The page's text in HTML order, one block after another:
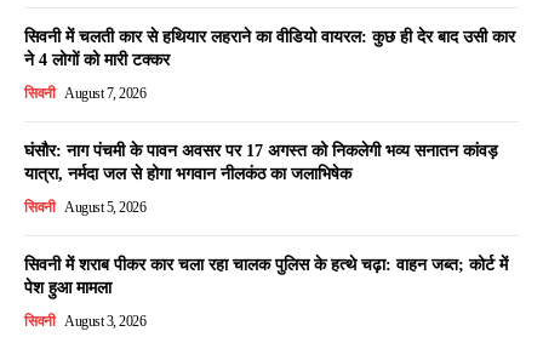
सिवनी में चलती कार से हथियार लहराने का वीडियो वायरल: कुछ ही देर बाद उसी कार
ने 4 लोगों को मारी टक्कर
सिवनी August 7, 2026
घंसौर: नाग पंचमी के पावन अवसर पर 17 अगस्त को निकलेगी भव्य सनातन कांवड़
यात्रा, नर्मदा जल से होगा भगवान नीलकंठ का जलाभिषेक
सिवनी August 5, 2026
सिवनी में शराब पीकर कार चला रहा चालक पुलिस के हत्थे चढ़ा: वाहन जब्त; कोर्ट में
पेश हुआ मामला
सिवनी August 3, 2026